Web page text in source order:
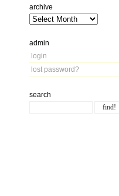
archive
admin
login
lost password?
search